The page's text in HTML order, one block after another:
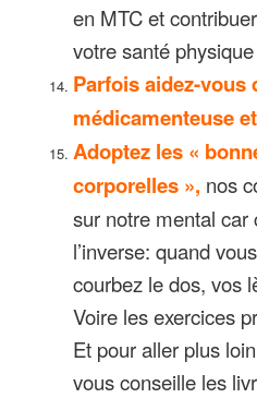
en MTC et
votre santé
Parfois aidez-vous
médicamenteuse
Adoptez les «
corporelles », nos
sur notre mental car
l’inverse: quand
courbez le dos, vos
Voire les exercices
Et pour aller plus
vous conseille les